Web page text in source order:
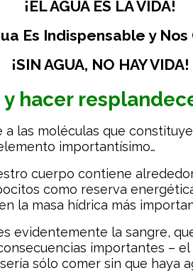
¡EL AGUA ES LA VIDA!
Es Indispensable y Nos
¡SIN AGUA, NO HAY VIDA!
hacer
las moléculas que
importantísimo…
cuerpo contiene
como reserva
la masa hídrica más
evidentemente la sangre,
importantes – el
sólo comer sin que